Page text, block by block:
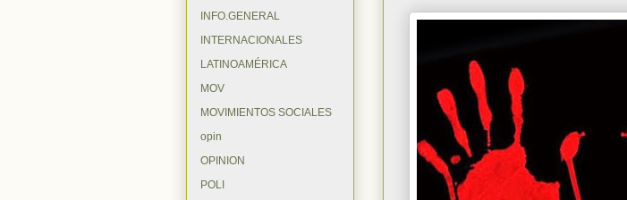
INFO.GENERAL
INTERNACIONALES
LATINOAMÉRICA
MOV
MOVIMIENTOS SOCIALES
opin
OPINION
POLI